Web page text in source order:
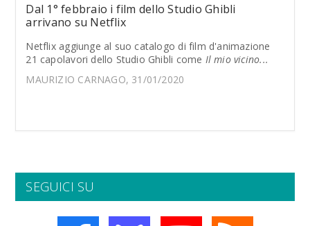
Dal 1° febbraio i film dello Studio Ghibli
arrivano su Netflix
Netflix aggiunge al suo catalogo di film d'animazione
21 capolavori dello Studio Ghibli come Il mio vicino...
MAURIZIO CARNAGO, 31/01/2020
SEGUICI SU